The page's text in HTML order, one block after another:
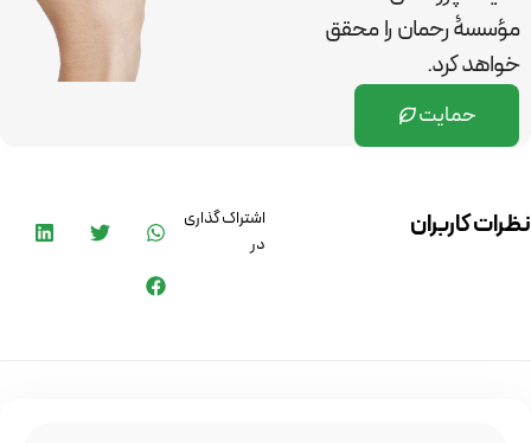
مؤسسۀ رحمان رامحقق
خواهد کرد.
حمایت
نظرات کاربران
اشتراک گذاری
در